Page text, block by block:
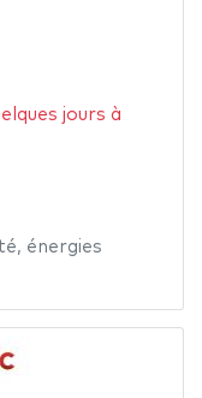
jours à
, énergies